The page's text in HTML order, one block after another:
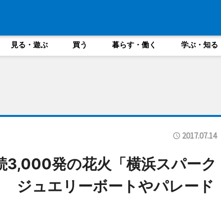
見る・遊ぶ 買う 暮らす・働く 学ぶ・知る
2017.07.14
3,000発の花火「横浜スパーク
ジュエリーボートやパレード